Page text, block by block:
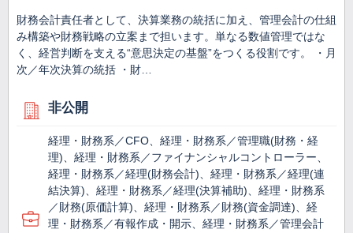
財務会計責任者として、決算業務の統括に加え、管理会計の仕組
み構築や財務戦略の立案まで担います。単なる数値管理ではな
く、経営判断を支える“意思決定の基盤”をつくる役割です。 ・月
次／年次決算の統括 ・財…
非公開
経理・財務系／CFO、経理・財務系／管理職(財務・経
理)、経理・財務系／ファイナンシャルコントローラー、
経理・財務系／経理(財務会計)、経理・財務系／経理(連
結決算)、経理・財務系／経理(決算補助)、経理・財務系
／財務(原価計算)、経理・財務系／財務(資金調達)、経
理・財務系／有報作成・開示、経理・財務系／管理会計